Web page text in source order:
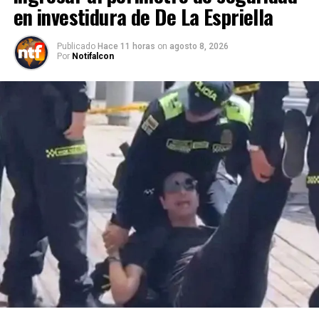
en investidura de De La Espriella
Publicado Hace 11 horas on agosto 8, 2026
Por Notifalcon